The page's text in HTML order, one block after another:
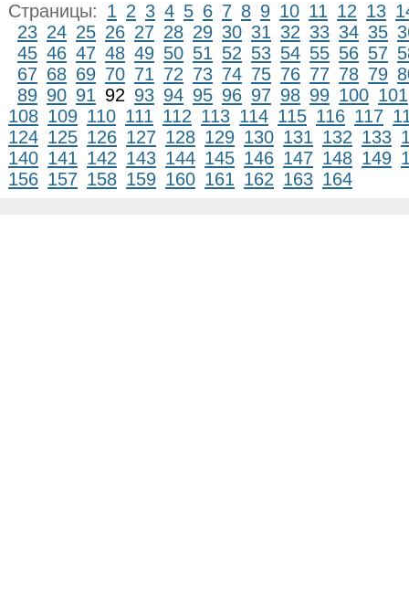
Страницы: 1 2 3 4 5 6 7 8 9 10 11 12 13
23 24 25 26 27 28 29 30 31 32 33 34 35
45 46 47 48 49 50 51 52 53 54 55 56 57
67 68 69 70 71 72 73 74 75 76 77 78 79
89 90 91 92 93 94 95 96 97 98 99 100 101
108 109 110 111 112 113 114 115 116 117
124 125 126 127 128 129 130 131 132 133
140 141 142 143 144 145 146 147 148 149
156 157 158 159 160 161 162 163 164